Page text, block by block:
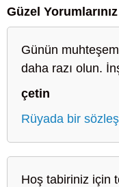
Güzel Yorumlarınız
Günün
daha razı olun.
çetin
Rüyada bir
Hoş tabiriniz için